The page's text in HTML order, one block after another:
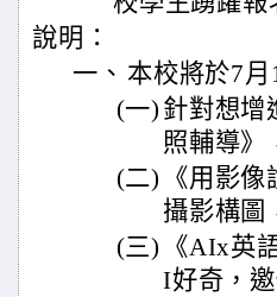
說明：
一、 本校將於7
(一) 針對想增
照輔導》
(二)
《用影
攝影構圖
(三)
《AIx英
I好奇，